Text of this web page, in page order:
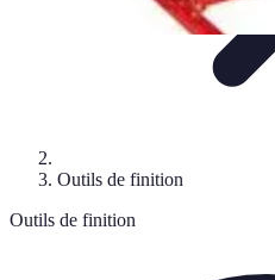
Outils de finition
Outils de finition